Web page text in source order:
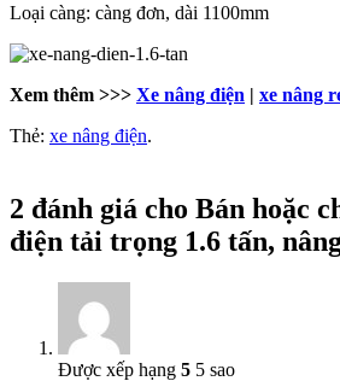
Loại càng: càng đơn, dài 1100mm
Xem thêm >>> Xe nâng điện | xe nâng
Thẻ: xe nâng điện.
2 đánh giá cho Bán hoặc
điện tải trọng 1.6 tấn,
Được xếp hạng 5 5 sao